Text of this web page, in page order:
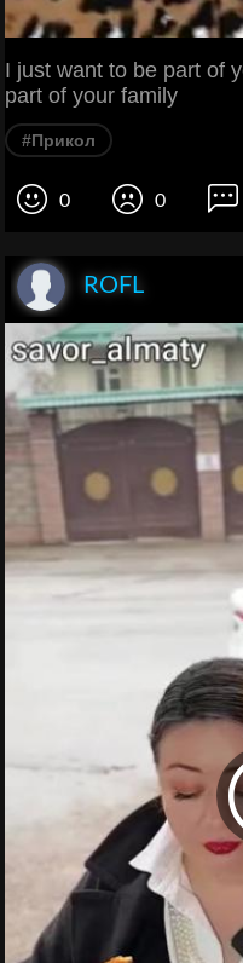
I just want to be part of
part of your family
#Прикол
0 0
ROFL